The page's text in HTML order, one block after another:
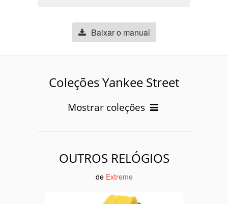
Baixar o manual
Coleções Yankee Street
Mostrar coleções
OUTROS RELÓGIOS
de Extreme